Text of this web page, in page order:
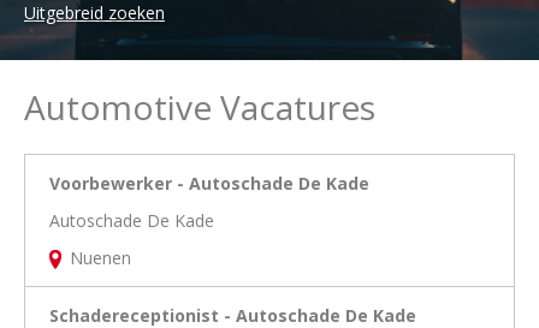
Uitgebreid zoeken
Automotive Vacatures
Voorbewerker - Autoschade De Kade
Autoschade De Kade
Nuenen
Schadereceptionist - Autoschade De Kade